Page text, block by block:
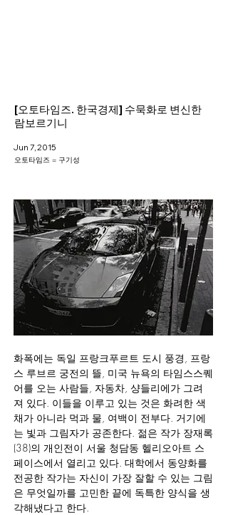
[오토타임즈. 한국경제] 수묵화로 변신한
람보르기니
Jun 7, 2015
오토타임즈 = 구기성
화폭에는 독일 프랑크푸르트 도시 풍경, 프랑
스 루브르 궁전의 뜰, 미국 뉴욕의 타임스스퀘
어를 오는 사람들, 자동차, 샹들리에가 그려
져 있다. 이들을 이루고 있는 것은 화려한 색
채가 아니라 먹과 물, 여백이 전부다. 거기에
는 빛과 그림자가 공존한다. 젊은 작가 장재록
(38)의 개인전이 서울 청담동 헬리오아트 스
페이스에서 열리고 있다. 대학에서 동양화를
전공한 작가는 자신이 가장 잘할 수 있는 그림
은 무엇일까를 고민한 끝에 독특한 양식을 생
각해냈다고 한다.